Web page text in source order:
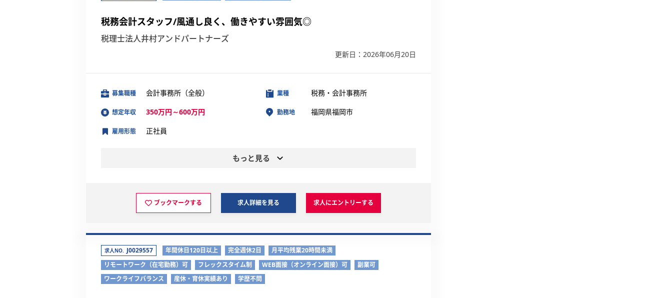
税務会計スタッフ/風通し良く、働きやすい雰囲気◎
税理士法人井村アンドパートナーズ
更新日：2026年06月20日
募集職種 会計事務所（全般）
想定年収 350万円～600万円
業種 税務・会計事務所
勤務地 福岡県福岡市
雇用形態 正社員
もっと見る
ブックマークする 求人詳細を見る 求人にエントリーする
求人NO. J0029557 年間休日120日以上 完全週休2日
月平均残業20時間未満
リモートワーク（在宅勤務）可
フレックスタイム制 WEB面接（オンライン面接）可
副業可
ワークライフバランス
産休・育休実績あり 学歴不問